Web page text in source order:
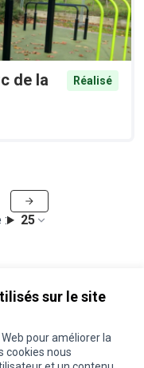
sur le site
pour améliorer la
cookies nous
de la
Réalisé
: 25